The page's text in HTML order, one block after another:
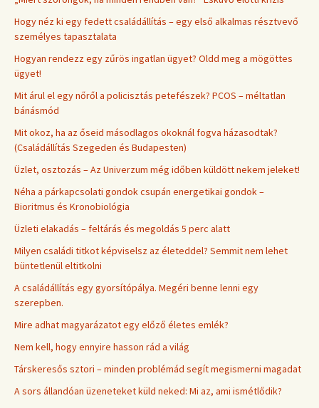
Hogy néz ki egy fedett családállítás – egy első alkalmas résztvevő
személyes tapasztalata
Hogyan rendezz egy zűrös ingatlan ügyet? Oldd meg a mögöttes
ügyet!
Mit árul el egy nőről a policisztás petefészek? PCOS – méltatlan
bánásmód
Mit okoz, ha az őseid másodlagos okoknál fogva házasodtak?
(Családállítás Szegeden és Budapesten)
Üzlet, osztozás – Az Univerzum még időben küldött nekem jeleket!
Néha a párkapcsolati gondok csupán energetikai gondok –
Bioritmus és Kronobiológia
Üzleti elakadás – feltárás és megoldás 5 perc alatt
Milyen családi titkot képviselsz az életeddel? Semmit nem lehet
büntetlenül eltitkolni
A családállítás egy gyorsítópálya. Megéri benne lenni egy
szerepben.
Mire adhat magyarázatot egy előző életes emlék?
Nem kell, hogy ennyire hasson rád a világ
Társkeresős sztori – minden problémád segít megismerni magadat
A sors állandóan üzeneteket küld neked: Mi az, ami ismétlődik?